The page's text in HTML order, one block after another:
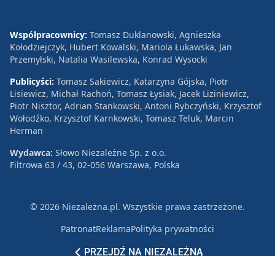
PRZEJDŹ NA NIEZALEŻNĄ
Współpracownicy: Tomasz Duklanowski, Agnieszka
Kołodziejczyk, Hubert Kowalski, Mariola Łukawska, Jan
Przemyłski, Natalia Wasilewska, Konrad Wysocki
Publicyści: Tomasz Sakiewicz, Katarzyna Gójska, Piotr
Lisiewicz, Michał Rachoń, Tomasz Łysiak, Jacek Liziniewicz,
Piotr Nisztor, Adrian Stankowski, Antoni Rybczyński, Krzysztof
Wołodźko, Krzysztof Karnkowski, Tomasz Teluk, Marcin
Herman
Wydawca: Słowo Niezależne Sp. z o.o.
Filtrowa 63 / 43, 02-056 Warszawa, Polska
© 2026 Niezależna.pl. Wszystkie prawa zastrzeżone.
PatronatReklamaPolityka prywatności